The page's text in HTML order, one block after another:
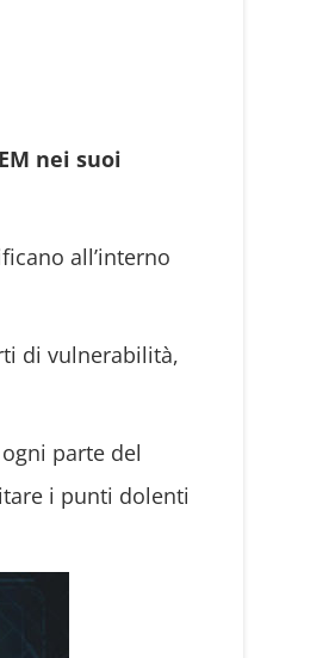
nei suoi
all’interno
di vulnerabilità,
parte del
i punti dolenti